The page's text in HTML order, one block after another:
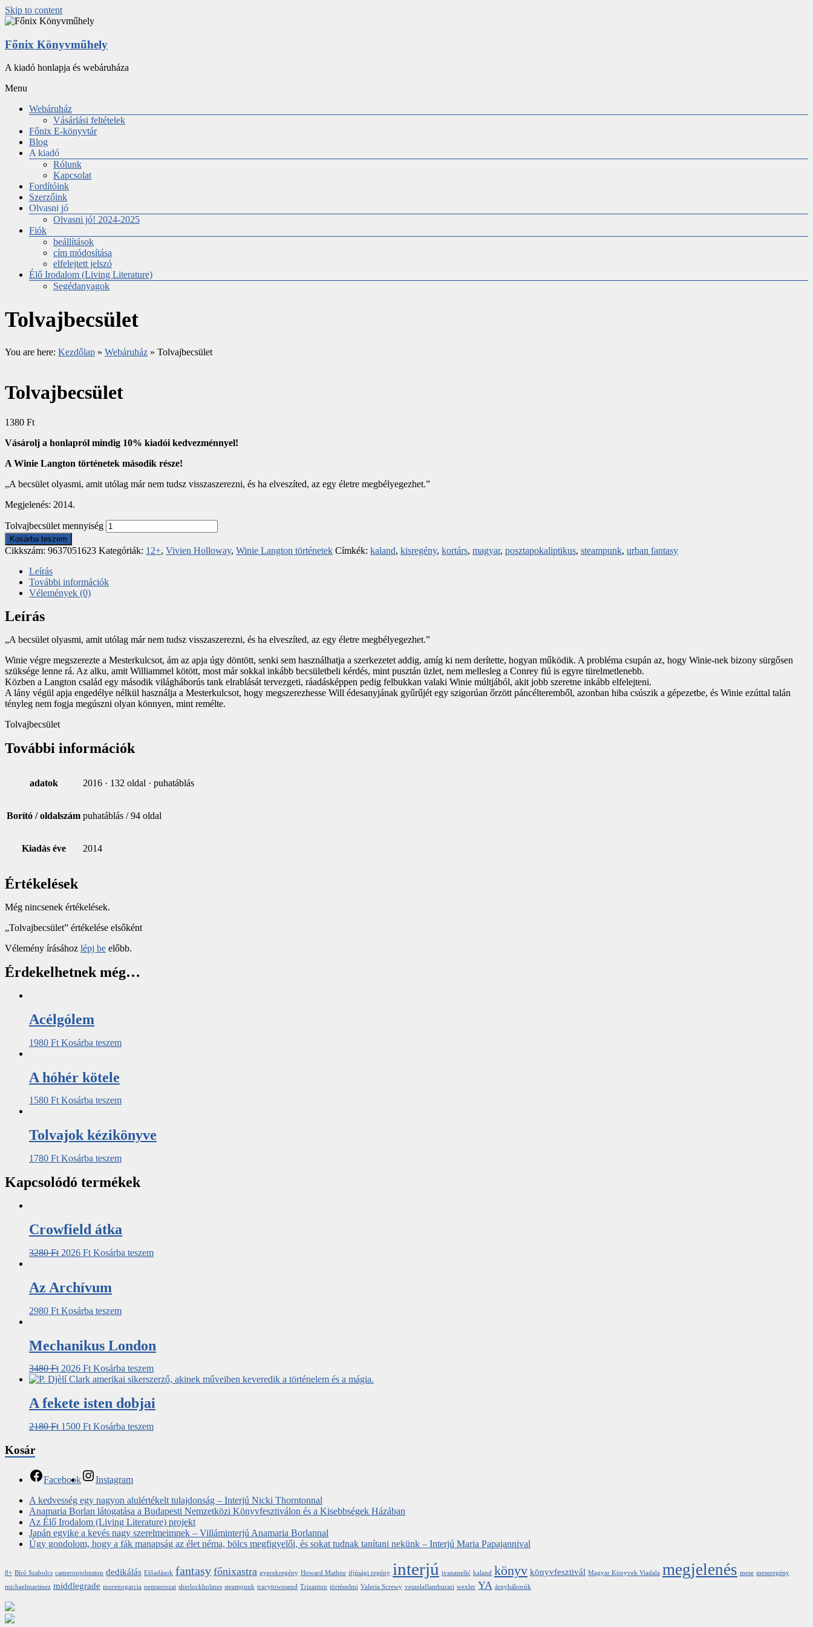
Skip to content
Főnix Könyvműhely
A kiadó honlapja és webáruháza
Menu
Webáruház
Vásárlási feltételek
Főnix E-könyvtár
Blog
A kiadó
Rólunk
Kapcsolat
Fordítóink
Szerzőink
Olvasni jó
Olvasni jó! 2024-2025
Fiók
beállítások
cím módosítása
elfelejtett jelszó
Élő Irodalom (Living Literature)
Segédanyagok
Tolvajbecsület
You are here: Kezdőlap » Webáruház » Tolvajbecsület
Tolvajbecsület
1380 Ft
Vásárolj a honlapról mindig 10% kiadói kedvezménnyel!
A Winie Langton történetek második része!
„A becsület olyasmi, amit utólag már nem tudsz visszaszerezni, és ha elveszíted, az egy életre megbélyegezhet.”
Megjelenés: 2014.
Tolvajbecsület mennyiség
Kosárba teszem
Cikkszám: 9637051623 Kategóriák: 12+, Vivien Holloway, Winie Langton történetek Címkék: kaland, kisregény, kortárs, magyar, posztapokaliptikus, steampunk, urban fantasy
Leírás
További információk
Vélemények (0)
Leírás
„A becsület olyasmi, amit utólag már nem tudsz visszaszerezni, és ha elveszíted, az egy életre megbélyegezhet.”
Winie végre megszerezte a Mesterkulcsot, ám az apja úgy döntött, senki sem használhatja a szerkezetet addig, amíg ki nem derítette, hogyan működik. A probléma csupán az, hogy Winie-nek bizony sürgősen
szüksége lenne rá. Az alku, amit Williammel kötött, most már sokkal inkább becsületbeli kérdés, mint pusztán üzlet, nem mellesleg a Conrey fiú is egyre türelmetlenebb.
Közben a Langton család egy második világháborús tank elrablását tervezgeti, ráadásképpen pedig felbukkan valaki Winie múltjából, akit jobb szeretne inkább elfelejteni.
A lány végül apja engedélye nélkül használja a Mesterkulcsot, hogy megszerezhesse Will édesanyjának gyűrűjét egy szigorúan őrzött páncélteremből, azonban hiba csúszik a gépezetbe, és Winie ezúttal talán
tényleg nem fogja megúszni olyan könnyen, mint remélte.
Tolvajbecsület
További információk
adatok 2016 · 132 oldal · puhatáblás
Borító / oldalszám puhatáblás / 94 oldal
Kiadás éve 2014
Értékelések
Még nincsenek értékelések.
„Tolvajbecsület” értékelése elsőként
Vélemény írásához lépj be előbb.
Érdekelhetnek még…
Acélgólem
1980 Ft Kosárba teszem
A hóhér kötele
1580 Ft Kosárba teszem
Tolvajok kézikönyve
1780 Ft Kosárba teszem
Kapcsolódó termékek
Crowfield átka
3280Ft 2026 Ft Kosárba teszem
Az ​Archívum
2980 Ft Kosárba teszem
Mechanikus ​London
3480Ft 2026 Ft Kosárba teszem
A fekete isten dobjai
2180Ft 1500 Ft Kosárba teszem
Kosár
Facebook
Instagram
A kedvesség egy nagyon alulértékelt tulajdonság – Interjú Nicki Thorntonnal
Anamaria Borlan látogatása a Budapesti Nemzetközi Könyvfesztiválon és a Kisebbségek Házában
Az Élő Irodalom (Living Literature) projekt
Japán egyike a kevés nagy szerelmeimnek – Villáminterjú Anamaria Borlannal
Úgy gondolom, hogy a fák manapság az élet néma, bölcs megfigyelői, és sokat tudnak tanítani nekünk – Interjú Maria Papajannival
8+ Bíró Szabolcs cameronjohnston dedikálás Előadások fantasy főnixastra gyerekregény Howard Matheu ifjúsági regény interjú ivananešić kaland könyv könyvfesztivál Magyar Könyvek Viadala megjelenés mese meseregény
michaelmartinez middlegrade morenogarcia nemsorozat sherlockholmes steampunk tracytownsend Trizanton történelmi Valeria Screwy veszelaflamburari wexler YA árnyháborúk